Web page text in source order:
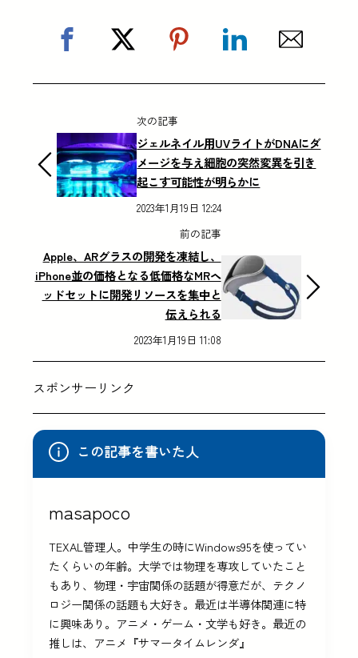
次の記事
ジェルネイル用UVライトがDNAにダ
メージを与え細胞の突然変異を引き
起こす可能性が明らかに
2023年1月19日 12:24
前の記事
Apple、ARグラスの開発を凍結し、
iPhone並の価格となる低価格なMRヘ
ッドセットに開発リソースを集中と
伝えられる
2023年1月19日 11:08
スポンサーリンク
この記事を書いた人
masapoco
TEXAL管理人。中学生の時にWindows95を使ってい
たくらいの年齢。大学では物理を専攻していたこと
もあり、物理・宇宙関係の話題が得意だが、テクノ
ロジー関係の話題も大好き。最近は半導体関連に特
に興味あり。アニメ・ゲーム・文学も好き。最近の
推しは、アニメ『サマータイムレンダ』